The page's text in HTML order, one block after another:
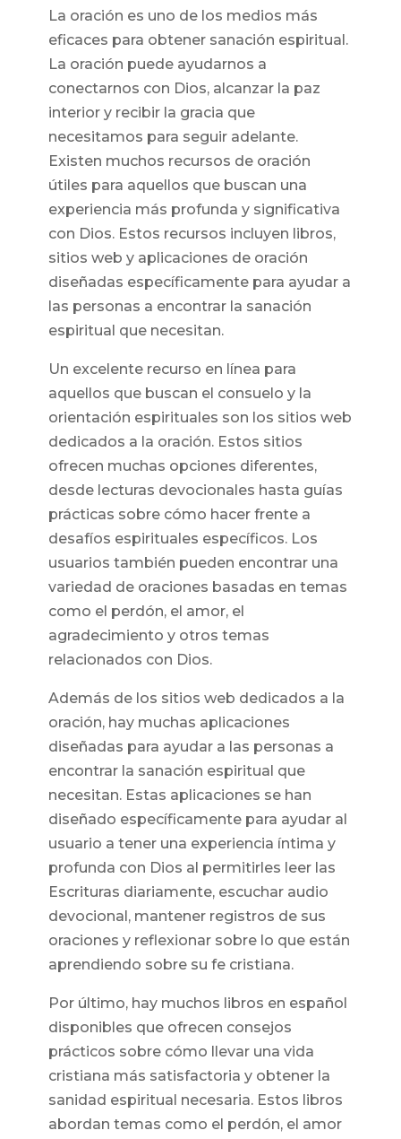
La oración es uno de los medios más
eficaces para obtener sanación espiritual.
La oración puede ayudarnos a
conectarnos con Dios, alcanzar la paz
interior y recibir la gracia que
necesitamos para seguir adelante.
Existen muchos recursos de oración
útiles para aquellos que buscan una
experiencia más profunda y significativa
con Dios. Estos recursos incluyen libros,
sitios web y aplicaciones de oración
diseñadas específicamente para ayudar a
las personas a encontrar la sanación
espiritual que necesitan.
Un excelente recurso en línea para
aquellos que buscan el consuelo y la
orientación espirituales son los sitios web
dedicados a la oración. Estos sitios
ofrecen muchas opciones diferentes,
desde lecturas devocionales hasta guías
prácticas sobre cómo hacer frente a
desafíos espirituales específicos. Los
usuarios también pueden encontrar una
variedad de oraciones basadas en temas
como el perdón, el amor, el
agradecimiento y otros temas
relacionados con Dios.
Además de los sitios web dedicados a la
oración, hay muchas aplicaciones
diseñadas para ayudar a las personas a
encontrar la sanación espiritual que
necesitan. Estas aplicaciones se han
diseñado específicamente para ayudar al
usuario a tener una experiencia íntima y
profunda con Dios al permitirles leer las
Escrituras diariamente, escuchar audio
devocional, mantener registros de sus
oraciones y reflexionar sobre lo que están
aprendiendo sobre su fe cristiana.
Por último, hay muchos libros en español
disponibles que ofrecen consejos
prácticos sobre cómo llevar una vida
cristiana más satisfactoria y obtener la
sanidad espiritual necesaria. Estos libros
abordan temas como el perdón, el amor